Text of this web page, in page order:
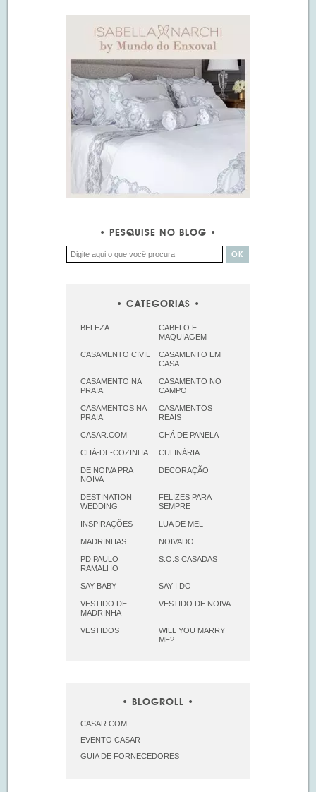
PESQUISE NO BLOG
CATEGORIAS
BELEZA
CABELO E
MAQUIAGEM
CASAMENTO CIVIL
CASAMENTO EM
CASA
CASAMENTO NA
PRAIA
CASAMENTO NO
CAMPO
CASAMENTOS NA
PRAIA
CASAMENTOS
REAIS
CASAR.COM CHÁ DE PANELA
CHÁ-DE-COZINHA CULINÁRIA
DE NOIVA PRA
NOIVA
DECORAÇÃO
DESTINATION
WEDDING
FELIZES PARA
SEMPRE
INSPIRAÇÕES LUA DE MEL
MADRINHAS NOIVADO
PD PAULO
RAMALHO
S.O.S CASADAS
SAY BABY SAY I DO
VESTIDO DE
MADRINHA
VESTIDO DE NOIVA
VESTIDOS
WILL YOU MARRY
ME?
BLOGROLL
CASAR.COM
EVENTO CASAR
GUIA DE FORNECEDORES